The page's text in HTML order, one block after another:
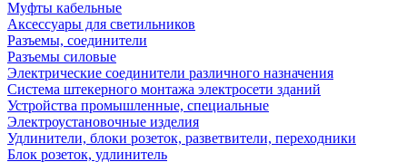
Муфты кабельные
Аксессуары для светильников
Разъемы, соединители
Разъемы силовые
Электрические соединители различного назначения
Система штекерного монтажа электросети зданий
Устройства промышленные, специальные
Электроустановочные изделия
Удлинители, блоки розеток, разветвители, переходники
Блок розеток, удлинитель